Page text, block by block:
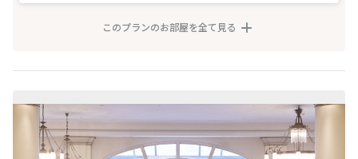
このプランのお部屋を全て見る